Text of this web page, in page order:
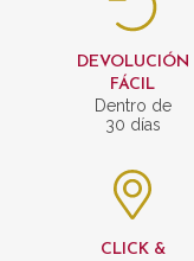
DEVOLUCIÓN
FÁCIL
Dentro de
30 días
CLICK &